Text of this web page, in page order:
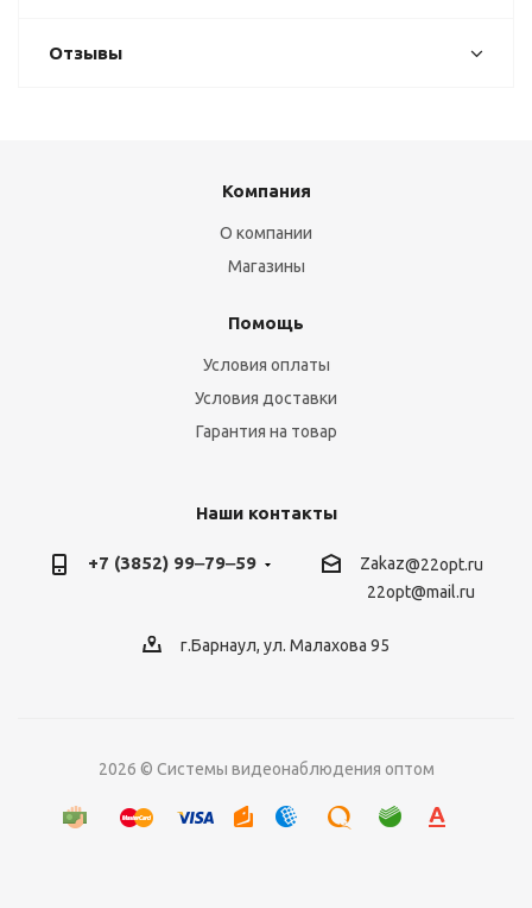
Отзывы
Компания
О компании
Магазины
Помощь
Условия оплаты
Условия доставки
Гарантия на товар
Наши контакты
+7 (3852) 99‒79‒59 Zakaz@22opt.ru
22opt@mail.ru
г.Барнаул, ул. Малахова 95
2026 © Системы видеонаблюдения оптом